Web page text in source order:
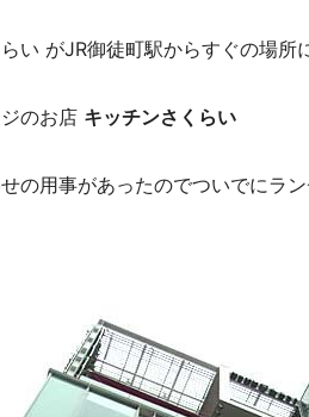
い がJR御徒町駅からすぐの場所
のお店 キッチンさくらい
の用事があったのでついでにラ